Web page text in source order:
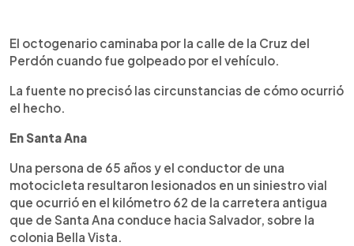
El octogenario caminaba por la calle de la Cruz del
Perdón cuando fue golpeado por el vehículo.
La fuente no precisó las circunstancias de cómo ocurrió
el hecho.
En Santa Ana
Una persona de 65 años y el conductor de una
motocicleta resultaron lesionados en un siniestro vial
que ocurrió en el kilómetro 62 de la carretera antigua
que de Santa Ana conduce hacia Salvador, sobre la
colonia Bella Vista.